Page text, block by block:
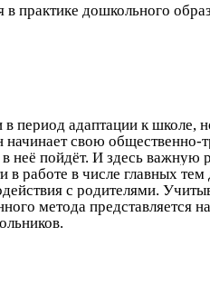
практике дошкольного
период адаптации к школе,
свою общественно-
неё пойдёт. И здесь важную
работе в числе главных
с родителями.
метода представляется